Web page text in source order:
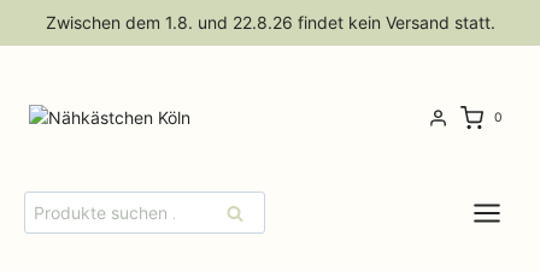
Zwischen dem 1.8. und 22.8.26 findet kein Versand statt.
0
Suchen
nach:
Suchen